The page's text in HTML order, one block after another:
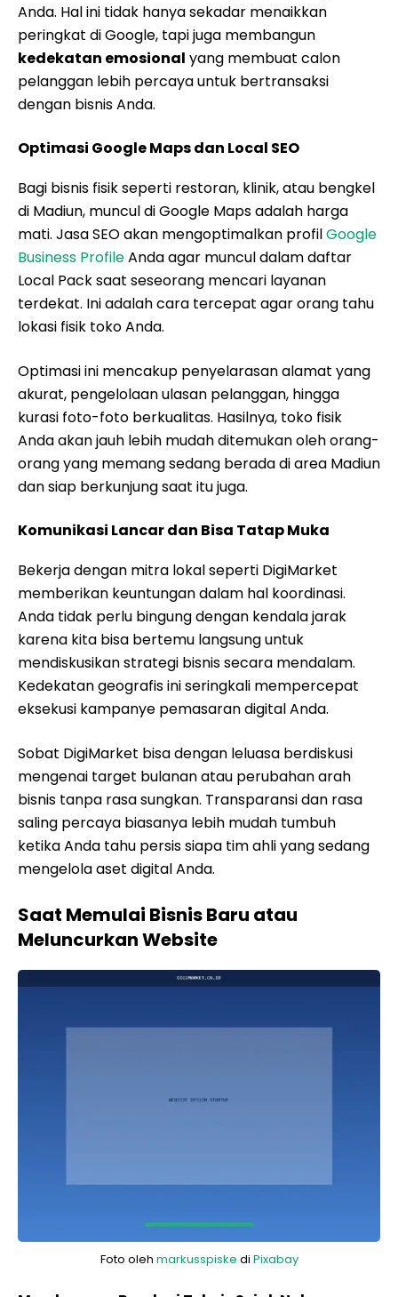
Anda. Hal ini tidak hanya sekadar menaikkan
peringkat di Google, tapi juga membangun
kedekatan emosional yang membuat calon
pelanggan lebih percaya untuk bertransaksi
dengan bisnis Anda.
Optimasi Google Maps dan Local SEO
Bagi bisnis fisik seperti restoran, klinik, atau bengkel
di Madiun, muncul di Google Maps adalah harga
mati. Jasa SEO akan mengoptimalkan profilGoogle
Business ProfileAnda agar muncul dalam daftar
Local Pack saat seseorang mencari layanan
terdekat. Ini adalah cara tercepat agar orang tahu
lokasi fisik toko Anda.
Optimasi ini mencakup penyelarasan alamat yang
akurat, pengelolaan ulasan pelanggan, hingga
kurasi foto-foto berkualitas. Hasilnya, toko fisik
Anda akan jauh lebih mudah ditemukan oleh orang-
orang yang memang sedang berada di area Madiun
dan siap berkunjung saat itu juga.
Komunikasi Lancar dan Bisa Tatap Muka
Bekerja dengan mitra lokal seperti DigiMarket
memberikan keuntungan dalam hal koordinasi.
Anda tidak perlu bingung dengan kendala jarak
karena kita bisa bertemu langsung untuk
mendiskusikan strategi bisnis secara mendalam.
Kedekatan geografis ini seringkali mempercepat
eksekusi kampanye pemasaran digital Anda.
Sobat DigiMarket bisa dengan leluasa berdiskusi
mengenai target bulanan atau perubahan arah
bisnis tanpa rasa sungkan. Transparansi dan rasa
saling percaya biasanya lebih mudah tumbuh
ketika Anda tahu persis siapa tim ahli yang sedang
mengelola aset digital Anda.
Saat Memulai Bisnis Baru atau
Meluncurkan Website
Foto oleh markusspiske di Pixabay